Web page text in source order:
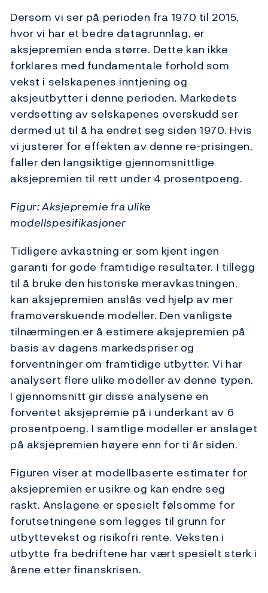
Dersom vi ser på perioden fra 1970 til 2015,
hvor vi har et bedre datagrunnlag, er
aksjepremien enda større. Dette kan ikke
forklares med fundamentale forhold som
vekst i selskapenes inntjening og
aksjeutbytter i denne perioden. Markedets
verdsetting av selskapenes overskudd ser
dermed ut til å ha endret seg siden 1970. Hvis
vi justerer for effekten av denne re-prisingen,
faller den langsiktige gjennomsnittlige
aksjepremien til rett under 4 prosentpoeng.
Figur: Aksjepremie fra ulike
modellspesifikasjoner
Tidligere avkastning er som kjent ingen
garanti for gode framtidige resultater. I tillegg
til å bruke den historiske meravkastningen,
kan aksjepremien anslås ved hjelp av mer
framoverskuende modeller. Den vanligste
tilnærmingen er å estimere aksjepremien på
basis av dagens markedspriser og
forventninger om framtidige utbytter. Vi har
analysert flere ulike modeller av denne typen.
I gjennomsnitt gir disse analysene en
forventet aksjepremie på i underkant av 6
prosentpoeng. I samtlige modeller er anslaget
på aksjepremien høyere enn for ti år siden.
Figuren viser at modellbaserte estimater for
aksjepremien er usikre og kan endre seg
raskt. Anslagene er spesielt følsomme for
forutsetningene som legges til grunn for
utbyttevekst og risikofri rente. Veksten i
utbytte fra bedriftene har vært spesielt sterk i
årene etter finanskrisen.